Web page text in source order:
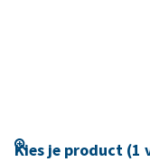
Kies je product (1